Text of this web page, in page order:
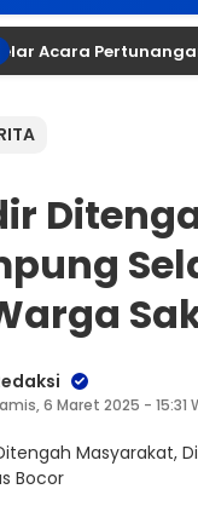
Pertunangan Lia
6 Maret 2025 - 15:31